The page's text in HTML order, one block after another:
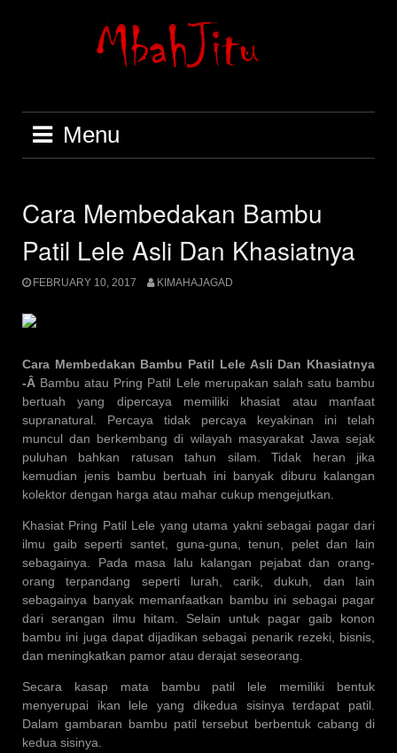
Menu
Cara Membedakan Bambu
Patil Lele Asli Dan Khasiatnya
FEBRUARY 10, 2017 KIMAHAJAGAD
Cara Membedakan Bambu Patil Lele Asli Dan Khasiatnya
-Â Bambu atau Pring Patil Lele merupakan salah satu bambu
bertuah yang dipercaya memiliki khasiat atau manfaat
supranatural. Percaya tidak percaya keyakinan ini telah
muncul dan berkembang di wilayah masyarakat Jawa sejak
puluhan bahkan ratusan tahun silam. Tidak heran jika
kemudian jenis bambu bertuah ini banyak diburu kalangan
kolektor dengan harga atau mahar cukup mengejutkan.
Khasiat Pring Patil Lele yang utama yakni sebagai pagar dari
ilmu gaib seperti santet, guna-guna, tenun, pelet dan lain
sebagainya. Pada masa lalu kalangan pejabat dan orang-
orang terpandang seperti lurah, carik, dukuh, dan lain
sebagainya banyak memanfaatkan bambu ini sebagai pagar
dari serangan ilmu hitam. Selain untuk pagar gaib konon
bambu ini juga dapat dijadikan sebagai penarik rezeki, bisnis,
dan meningkatkan pamor atau derajat seseorang.
Secara kasap mata bambu patil lele memiliki bentuk
menyerupai ikan lele yang dikedua sisinya terdapat patil.
Dalam gambaran bambu patil tersebut berbentuk cabang di
kedua sisinya.